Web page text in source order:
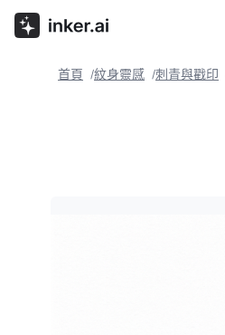
首頁 /紋身靈感 /刺青與戳印